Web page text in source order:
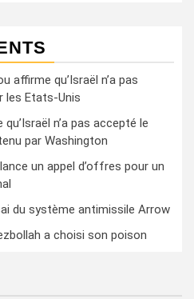
affirme qu’Israël n’a pas
les Etats-Unis
n’a pas accepté le
par Washington
un appel d’offres pour un
du système antimissile Arrow
a choisi son poison